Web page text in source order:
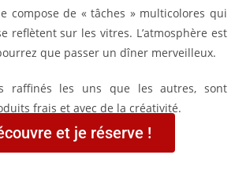
compose de « tâches » multicolores qui
reflètent sur les vitres. L’atmosphère est
que passer un dîner merveilleux.
raffinés les uns que les autres, sont
frais et avec de la créativité.
et je réserve !